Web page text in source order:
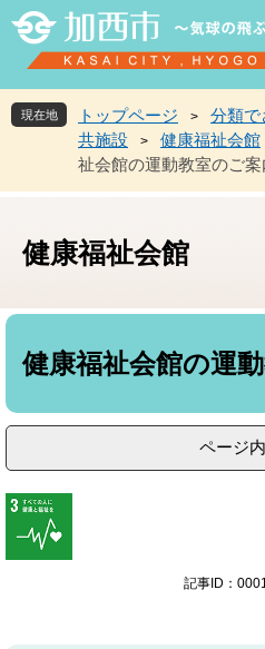
先
頭
を
飛
現在地 トップページ > 分類で
共施設
> 健康福祉会館
祉会館の運動教室のご案
健康福祉会館
本
健康福祉会館の運
ページ
記事ID：